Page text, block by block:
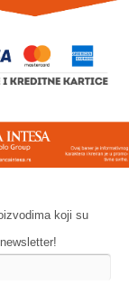
koji su